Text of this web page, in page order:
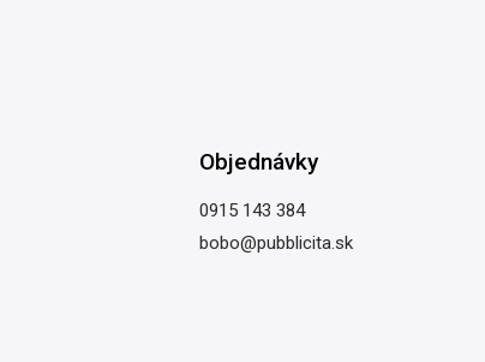
Objednávky
0915 143 384
bobo@pubblicita.sk